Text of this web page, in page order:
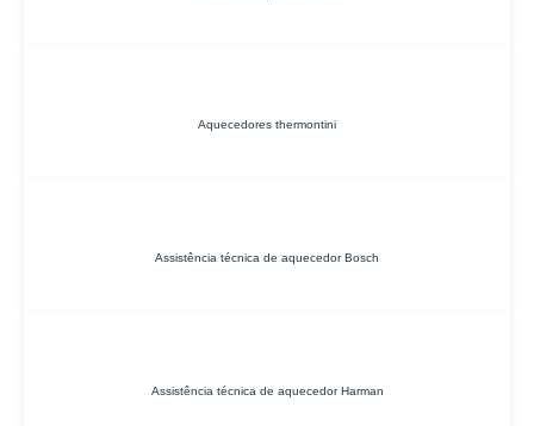
Aquecedores thermontini
Assistência técnica de aquecedor Bosch
Assistência técnica de aquecedor Harman